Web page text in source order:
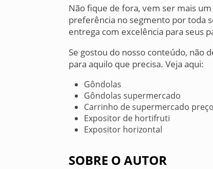
Não fique de fora, vem ser mais
preferência no segmento por toda
entrega com excelência para seus
Se gostou do nosso conteúdo, não
para aquilo que precisa. Veja aqui:
Gôndolas
Gôndolas supermercado
Carrinho de supermercado preço
Expositor de hortifruti
Expositor horizontal
SOBRE O AUTOR